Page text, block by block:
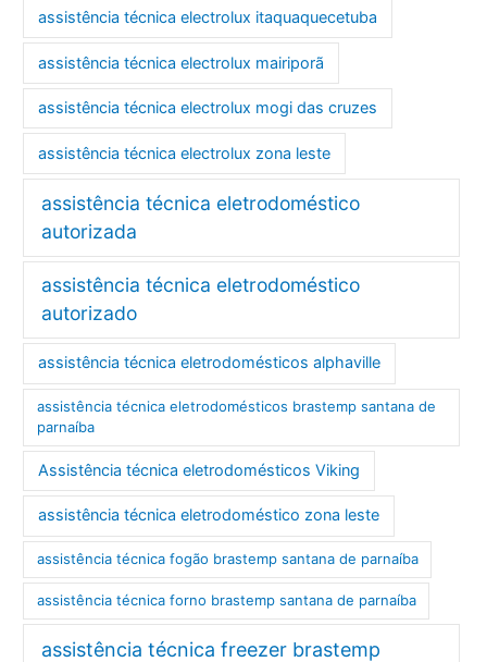
assistência técnica electrolux itaquaquecetuba
assistência técnica electrolux mairiporã
assistência técnica electrolux mogi das cruzes
assistência técnica electrolux zona leste
assistência técnica eletrodoméstico
autorizada
assistência técnica eletrodoméstico
autorizado
assistência técnica eletrodomésticos alphaville
assistência técnica eletrodomésticos brastemp santana de
parnaíba
Assistência técnica eletrodomésticos Viking
assistência técnica eletrodoméstico zona leste
assistência técnica fogão brastemp santana de parnaíba
assistência técnica forno brastemp santana de parnaíba
assistência técnica freezer brastemp